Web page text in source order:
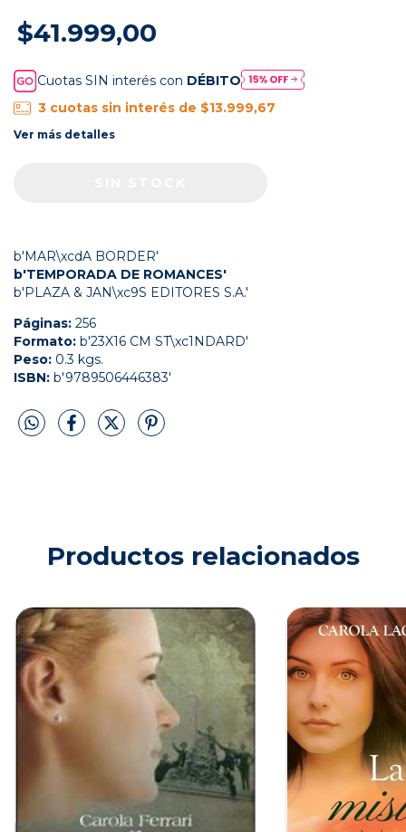
$41.999,00
Cuotas SIN interés con DÉBITO
3 cuotas sin interés de $13.999,67
Ver más detalles
b'MAR\xcdA BORDER'
b'TEMPORADA DE ROMANCES'
b'PLAZA & JAN\xc9S EDITORES S.A.'
Páginas: 256
Formato: b'23X16 CM ST\xc1NDARD'
Peso: 0.3 kgs.
ISBN: b'9789506446383'
Productos relacionados